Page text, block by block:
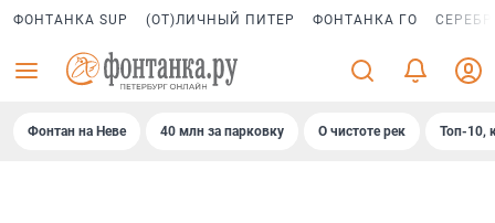
ФОНТАНКА SUP (ОТ)ЛИЧНЫЙ ПИТЕР ФОНТАНКА ГО
Фонтан на Неве 40 млн за парковку О чистоте рек Топ-10,